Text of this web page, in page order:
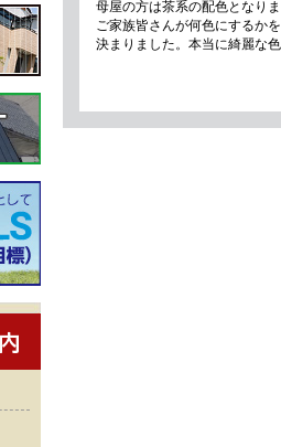
母屋の方は茶系の配色となり
ご家族皆さんが何色にするか
決まりました。本当に綺麗な